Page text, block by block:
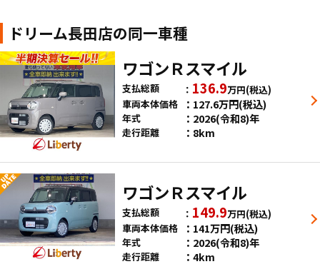
ドリーム長田店の同一車種
ワゴンＲスマイル
支払総額 136.9万円(税込)
車両本体価格
127.6万円(税込)
年式 2026(令和8)年
走行距離 8km
ワゴンＲスマイル
支払総額 149.9万円(税込)
車両本体価格
141万円(税込)
年式 2026(令和8)年
走行距離 4km